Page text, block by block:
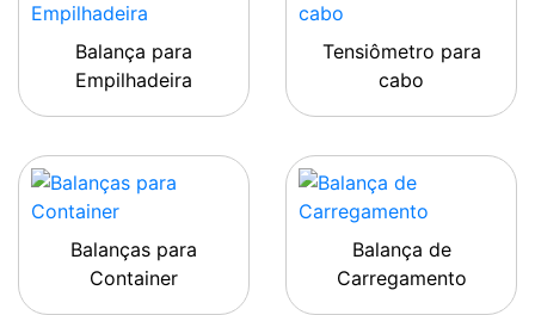
Balança para
Empilhadeira
Tensiômetro para
cabo
Balanças para
Container
Balança de
Carregamento